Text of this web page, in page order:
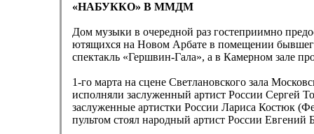
«НАБУККО» В ММДМ
Дом музыки в очередной раз гостеприимно
ютящихся на Новом Арбате в помещении бывшего
спектакль «Гершвин-Гала», а в Камерном зале
1-го марта на сцене Светлановского зала
исполняли заслуженный артист России Сергей
заслуженные артистки России Лариса Костюк
пультом стоял народный артист России Евгений